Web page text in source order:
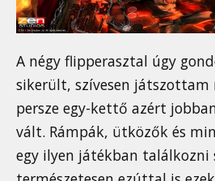
A négy flipperasztal úgy
sikerült, szívesen játszottam
persze egy-kettő azért
vált. Rámpák, ütközők és
egy ilyen játékban találkozni